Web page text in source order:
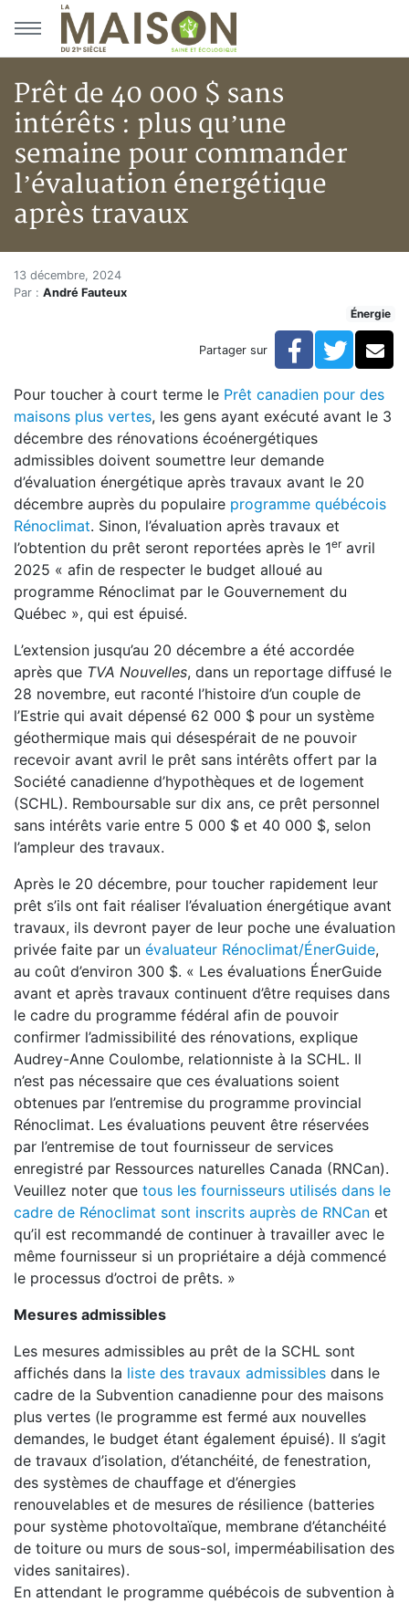
Aller au menu principal
Aller au contenu principal
Prêt de 40 000 $ sans
intérêts : plus qu’une
semaine pour commander
l’évaluation énergétique
après travaux
Accueil
Articles
Prêt de 40 000 $ sans intérêts : plus qu’une
Prêt de 40 000 $ sans intérêts
13 décembre, 2024
Par : André Fauteux
Énergie
Partager sur Facebook
Pour toucher à court terme le Prêt canadien pour des
maisons plus vertes, les gens ayant exécuté avant le 3
décembre des rénovations écoénergétiques
admissibles doivent soumettre leur demande
d’évaluation énergétique après travaux avant le 20
décembre auprès du populaire programme québécois
Rénoclimat. Sinon, l’évaluation après travaux et
l’obtention du prêt seront reportées après le 1eravril
2025 « afin de respecter le budget alloué au
programme Rénoclimat par le Gouvernement du
Québec », qui est épuisé.
L’extension jusqu’au 20 décembre a été accordée
après que TVA Nouvelles, dans un reportage diffusé le
28 novembre, eut raconté l’histoire d’un couple de
l’Estrie qui avait dépensé 62 000 $ pour un système
géothermique mais qui désespérait de ne pouvoir
recevoir avant avril le prêt sans intérêts offert par la
Société canadienne d’hypothèques et de logement
(SCHL). Remboursable sur dix ans, ce prêt personnel
sans intérêts varie entre 5 000 $ et 40 000 $, selon
l’ampleur des travaux.
Après le 20 décembre, pour toucher rapidement leur
prêt s’ils ont fait réaliser l’évaluation énergétique avant
travaux, ils devront payer de leur poche une évaluation
privée faite par un évaluateur Rénoclimat/ÉnerGuide,
au coût d’environ 300 $. « Les évaluations ÉnerGuide
avant et après travaux continuent d’être requises dans
le cadre du programme fédéral afin de pouvoir
confirmer l’admissibilité des rénovations, explique
Audrey-Anne Coulombe, relationniste à la SCHL. Il
n’est pas nécessaire que ces évaluations soient
obtenues par l’entremise du programme provincial
Rénoclimat. Les évaluations peuvent être réservées
par l’entremise de tout fournisseur de services
enregistré par Ressources naturelles Canada (RNCan).
Veuillez noter que tous les fournisseurs utilisés dans le
cadre de Rénoclimat sont inscrits auprès de RNCan et
qu’il est recommandé de continuer à travailler avec le
même fournisseur si un propriétaire a déjà commencé
le processus d’octroi de prêts. »
Mesures admissibles
Les mesures admissibles au prêt de la SCHL sont
affichés dans la liste des travaux admissibles dans le
cadre de la Subvention canadienne pour des maisons
plus vertes (le programme est fermé aux nouvelles
demandes, le budget étant également épuisé). Il s’agit
de travaux d’isolation, d’étanchéité, de fenestration,
des systèmes de chauffage et d’énergies
renouvelables et de mesures de résilience (batteries
pour système photovoltaïque, membrane d’étanchéité
de toiture ou murs de sous-sol, imperméabilisation des
vides sanitaires).
En attendant le programme québécois de subvention à